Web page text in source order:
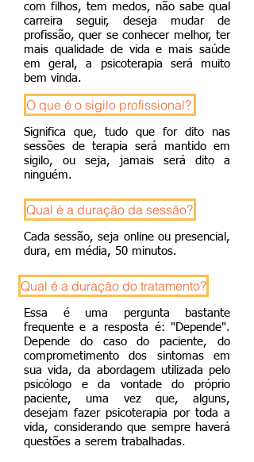
com filhos, tem medos, não sabe qual
carreira seguir, deseja mudar de
profissão, quer se conhecer melhor, ter
mais qualidade de vida e mais saúde
em geral, a psicoterapia será muito
bem vinda.
O que é o sigilo profissional?
Significa que, tudo que for dito nas
sessões de terapia será mantido em
sigilo, ou seja, jamais será dito a
ninguém.
Qual é a duração da sessão?
Cada sessão, seja online ou presencial,
dura, em média, 50 minutos.
Qual é a duração do tratamento?
Essa é uma pergunta bastante
frequente e a resposta é: "Depende".
Depende do caso do paciente, do
comprometimento dos sintomas em
sua vida, da abordagem utilizada pelo
psicólogo e da vontade do próprio
paciente, uma vez que, alguns,
desejam fazer psicoterapia por toda a
vida, considerando que sempre haverá
questões a serem trabalhadas.